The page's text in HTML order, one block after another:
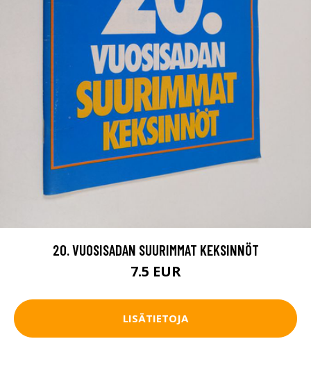
20. VUOSISADAN SUURIMMAT KEKSINNÖT
7.5 EUR
LISÄTIETOJA